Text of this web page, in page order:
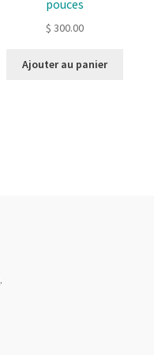
pouces
$ 300.00
Ajouter au panier
.